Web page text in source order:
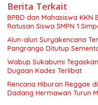
Berita Terkait
BPBD dan Mahasiswa KKN
Ratusan Siswa SMPN 1
Alun-alun Suryakencana
Pangrango Ditutup
Wabup Sukabumi
Dugaan Kades Terlibat
Rencana Hiburan Reggae
Dadang Hermawan Turun